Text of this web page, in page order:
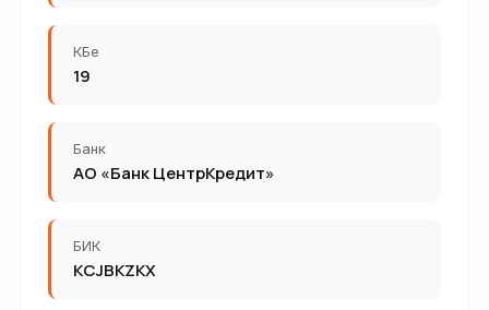
КБе
19
Банк
АО «Банк ЦентрКредит»
БИК
KCJBKZKX